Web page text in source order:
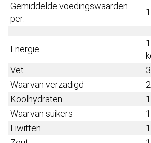
Gemiddelde voedingswaarden
per:
Energie
Vet
Waarvan verzadigd
Koolhydraten
Waarvan suikers
Eiwitten